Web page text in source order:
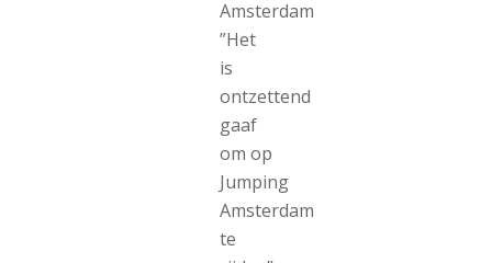
Amsterdam
”Het
is
ontzettend
gaaf
om op
Jumping
Amsterdam
te